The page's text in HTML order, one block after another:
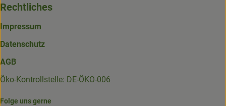
Rechtliches
Impressum
Datenschutz
AGB
Öko-Kontrollstelle: DE-ÖKO-006
Folge uns gerne